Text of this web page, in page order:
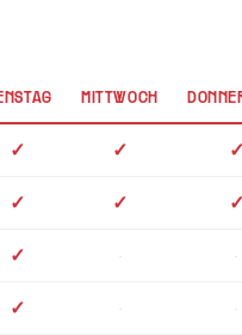
Dienstag bis
MITTWOCH
✓ ✓
✓ ✓
✓ ·
·
✓ ·
·